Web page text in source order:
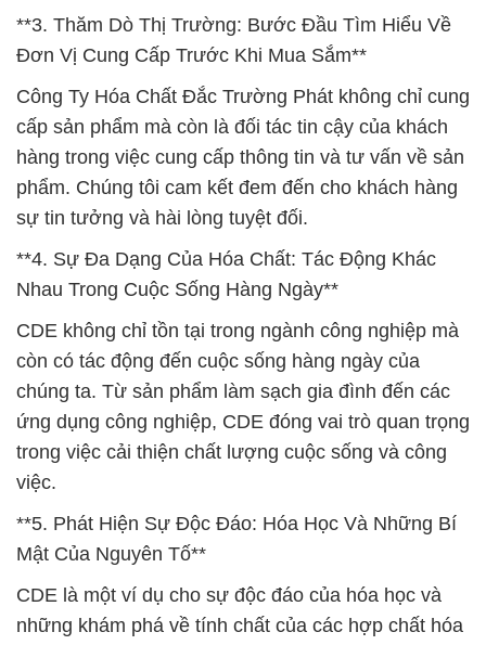
**3. Thăm Dò Thị Trường: Bước Đầu Tìm Hiểu Về
Đơn Vị Cung Cấp Trước Khi Mua Sắm**
Công Ty Hóa Chất Đắc Trường Phát không chỉ cung
cấp sản phẩm mà còn là đối tác tin cậy của khách
hàng trong việc cung cấp thông tin và tư vấn về sản
phẩm. Chúng tôi cam kết đem đến cho khách hàng
sự tin tưởng và hài lòng tuyệt đối.
**4. Sự Đa Dạng Của Hóa Chất: Tác Động Khác
Nhau Trong Cuộc Sống Hàng Ngày**
CDE không chỉ tồn tại trong ngành công nghiệp mà
còn có tác động đến cuộc sống hàng ngày của
chúng ta. Từ sản phẩm làm sạch gia đình đến các
ứng dụng công nghiệp, CDE đóng vai trò quan trọng
trong việc cải thiện chất lượng cuộc sống và công
việc.
**5. Phát Hiện Sự Độc Đáo: Hóa Học Và Những Bí
Mật Của Nguyên Tố**
CDE là một ví dụ cho sự độc đáo của hóa học và
những khám phá về tính chất của các hợp chất hóa